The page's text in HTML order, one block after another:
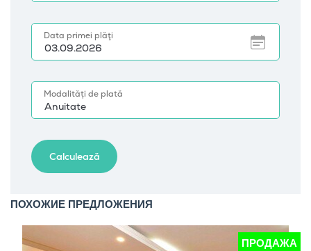
ПОХОЖИЕ ПРЕДЛОЖЕНИЯ
ПРОДАЖА